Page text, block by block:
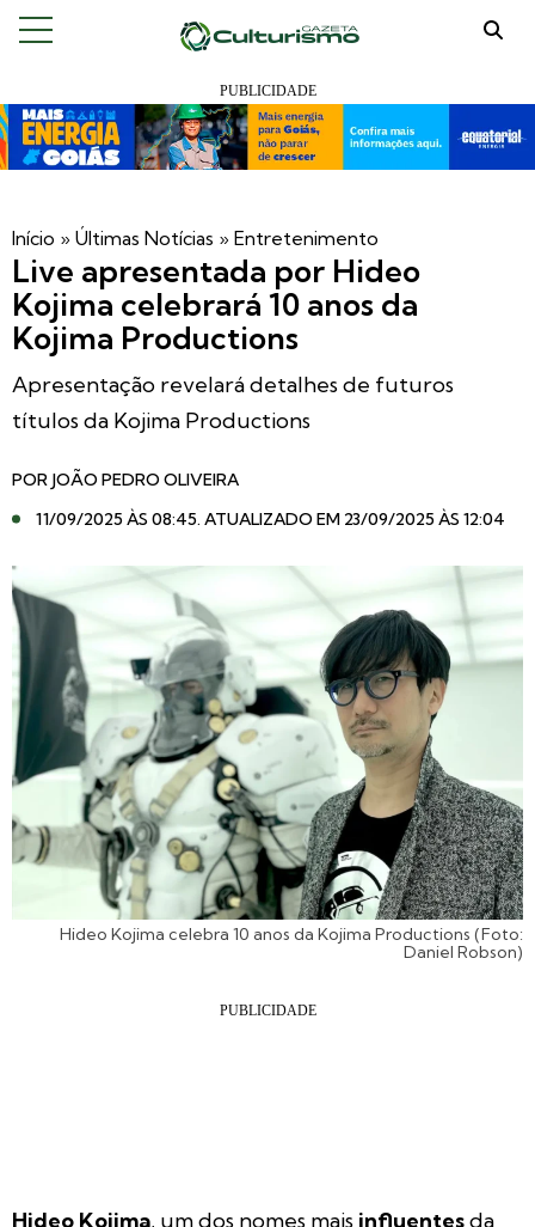
Início » Últimas Notícias » Entretenimento
Live apresentada por Hideo
Kojima celebrará 10 anos da
Kojima Productions
Apresentação revelará detalhes de futuros
títulos da Kojima Productions
POR JOÃO PEDRO OLIVEIRA
11/09/2025 ÀS 08:45. ATUALIZADO EM 23/09/2025 ÀS 12:04
Hideo Kojima celebra 10 anos da Kojima Productions (Foto:
Daniel Robson)
Hideo Kojima, um dos nomes mais influentesda